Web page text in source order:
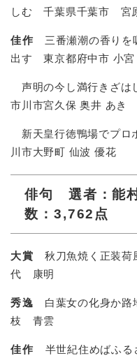
しむ 千葉県千葉市 宮
佳作 三番瀬潮の香りを
出す 東京都府中市 小宮
声明の今し満行きざは
市川市宮久保 奥井 あき​
新天皇行徳鴨場でプロ
川市大野町 仙波 優花​
俳句 選者：能
数：3,762点
大賞 秋刀魚焼く正装
代 康明
秀逸 白葉女の化身か
枝 青雲
佳作 半世紀住めばふ